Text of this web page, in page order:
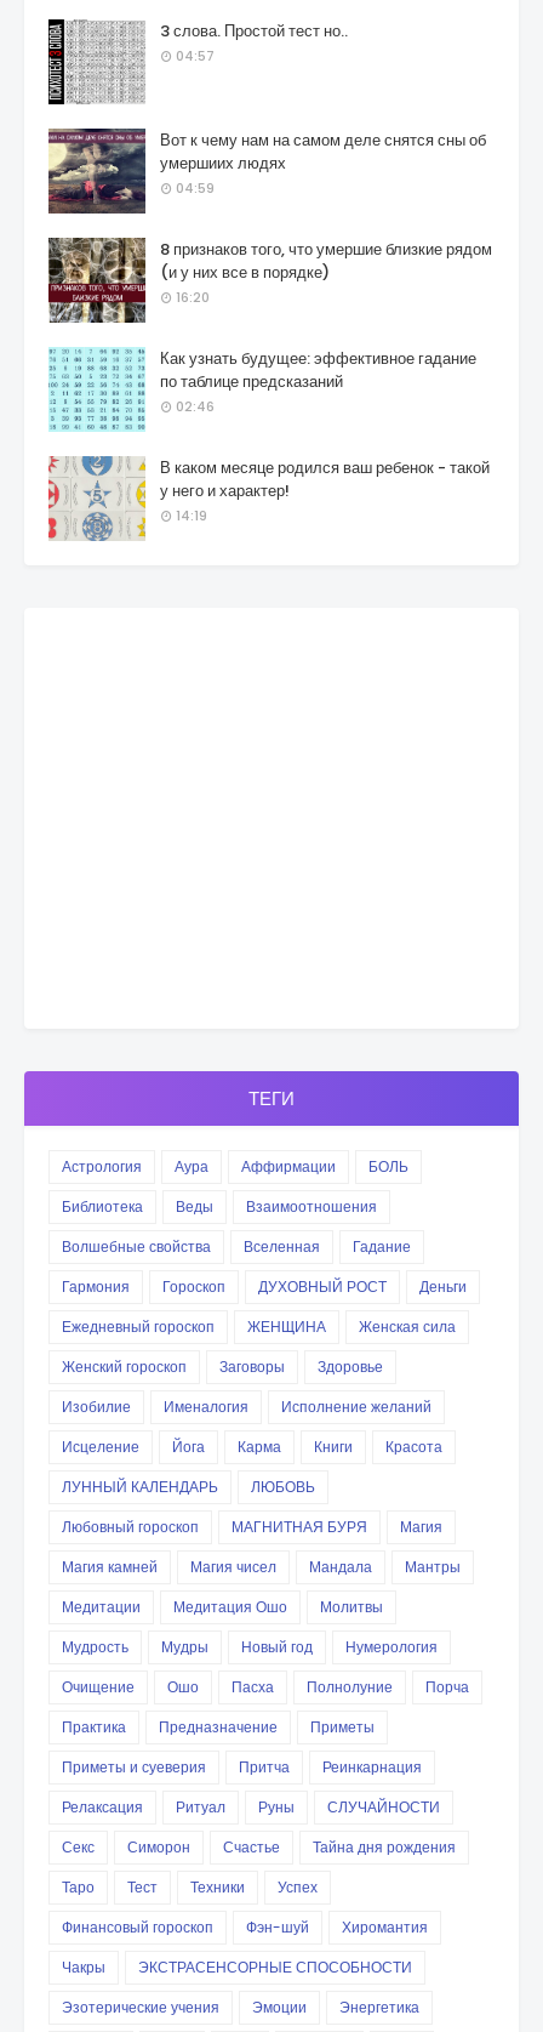
3 слова. Простой тест но..
04:57
Вот к чему нам на самом деле снятся сны об
умершиих людях
04:59
8 признаков того, что умершие близкие рядом
(и у них все в порядке)
16:20
Как узнать будущее: эффективное гадание
по таблице предсказаний
02:46
В каком месяце родился ваш ребенок - такой
у него и характер!
14:19
ТЕГИ
Астрология Аура Аффирмации
БОЛЬ
Библиотека
Веды
Взаимоотношения
Волшебные свойства
Вселенная
Гадание
Гармония
Гороскоп ДУХОВНЫЙ РОСТ
Деньги
Ежедневный гороскоп
ЖЕНЩИНА
Женская сила
Женский гороскоп
Заговоры
Здоровье
Изобилие
Именалогия
Исполнение желаний
Исцеление
Йога Карма Книги
Красота
ЛУННЫЙ КАЛЕНДАРЬ
ЛЮБОВЬ
Любовный гороскоп
МАГНИТНАЯ БУРЯ
Магия
Магия камней
Магия чисел Мандала
Мантры
Медитации
Медитация Ошо
Молитвы
Мудрость
Мудры Новый год
Нумерология
Очищение
Ошо Пасха Полнолуние
Порча
Практика
Предназначение
Приметы
Приметы и суеверия
Притча
Реинкарнация
Релаксация
Ритуал Руны
СЛУЧАЙНОСТИ
Секс
Симорон Счастье
Тайна дня рождения
Таро
Тест Техники
Успех
Финансовый гороскоп
Фэн-шуй
Хиромантия
Чакры
ЭКСТРАСЕНСОРНЫЕ СПОСОБНОСТИ
Эзотерические учения
Эмоции
Энергетика